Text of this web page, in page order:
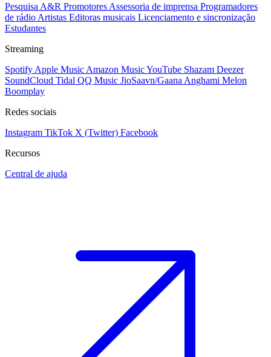
Pesquisa A&R Promotores Assessoria de imprensa Programadores
de rádio Artistas Editoras musicais Licenciamento e sincronização
Estudantes
Streaming
Spotify Apple Music Amazon MusicYouTube Shazam Deezer
SoundCloud Tidal QQ Music JioSaavn/Gaana Anghami Melon
Boomplay
Redes sociais
Instagram TikTok X (Twitter) Facebook
Recursos
Central de ajuda